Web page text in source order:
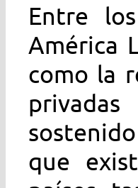
Entre
América
como la
que